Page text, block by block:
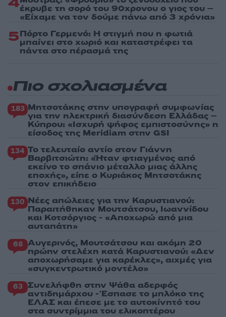
έκρυβε τη σορό του 90χρονου ο γιος του –
«Είχαμε να τον δούμε πάνω από 3 χρόνια»
5Πόρτο Γερμενό: Η στιγμή που η φωτιά
μπαίνει στο χωριό και καταστρέφει τα
πάντα στο πέρασμά της
Πιο σχολιασμένα
183 Μητσοτάκης στην υπογραφή συμφωνίας
για την ηλεκτρική διασύνδεση Ελλάδας –
Κύπρου: «Ισχυρή ψήφος εμπιστοσύνης» η
είσοδος της Meridiam στην GSI
134 Το τελευταίο αντίο στον Γιάννη
Βαρβιτσιώτη: «Ήταν φτιαγμένος από
εκείνο το σπάνιο μέταλλο μιας άλλης
εποχής», είπε ο Κυριάκος Μητσοτάκης
στον επικήδειο
130 Νέες απώλειες για την Καρυστιανού:
Παραιτήθηκαν Μουτσάτσου, Ιωαννίδου
και Κοτσόργιος - «Αποχωρώ από μια
αυταπάτη»
68 Αυγερινός, Μουτσάτσου και ακόμη 20
πρώην στελέχη κατά Καρυστιανού: «Δεν
αποχωρήσαμε για καρέκλες», αιχμές για
«συγκεντρωτικό μοντέλο»
63 Συνελήφθη στην Ψάθα αδερφός
αντιδημάρχου - Έσπασε το μπλόκο της
ΕΛΑΣ και έπεσε με το αυτοκίνητό του
στα συντρίμμια του ελικοπτέρου